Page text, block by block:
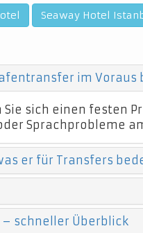
Seaway Hotel
im Voraus
sich einen festen
Sprachprobleme
er für Transfers
schneller Überblick